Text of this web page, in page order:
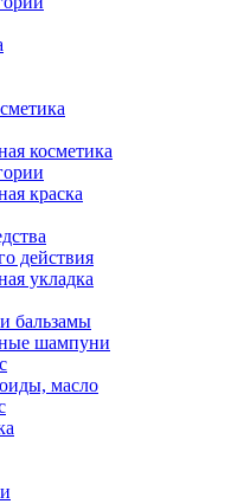
косметика
краска
действия
укладка
бальзамы
шампуни
масло